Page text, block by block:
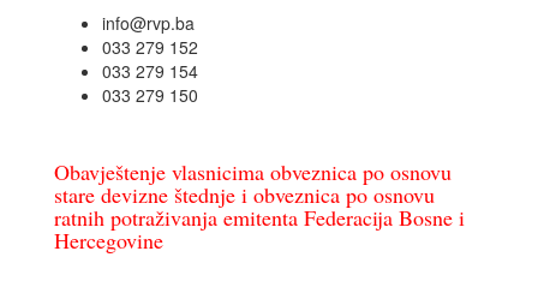
info@rvp.ba
033 279 152
033 279 154
033 279 150
Obavještenje vlasnicima obveznica po osnovu
stare devizne štednje i obveznica po osnovu
ratnih potraživanja emitenta Federacija Bosne i
Hercegovine